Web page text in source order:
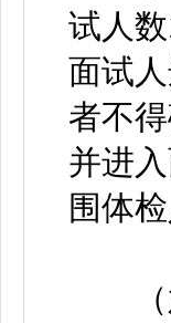
试人
面试
者不
并进
围体
（